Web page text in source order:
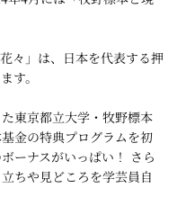
々」は、日本を代表する押
す。
東京都立大学・牧野標本
金の特典プログラムを初
ーナスがいっぱい！ さら
ちや見どころを学芸員自